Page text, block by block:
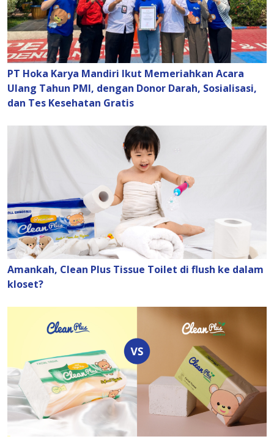
PT Hoka Karya Mandiri Ikut Memeriahkan Acara
Ulang Tahun PMI, dengan Donor Darah, Sosialisasi,
dan Tes Kesehatan Gratis
Amankah, Clean Plus Tissue Toilet di flush ke dalam
kloset?